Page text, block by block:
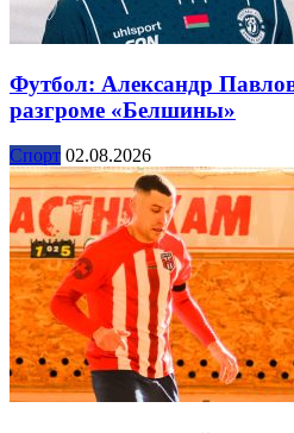
Футбол: Александр
разгроме «Белшины»
Спорт 02.08.2026